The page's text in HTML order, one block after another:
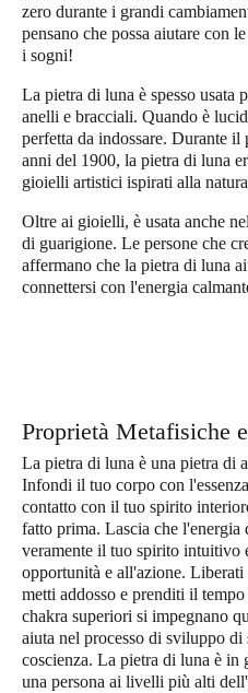
zero durante i grandi
pensano che possa aiutare con
i sogni!
La pietra di luna è spesso usata
anelli e bracciali. Quando è
perfetta da indossare. Durante
anni del 1900, la pietra di luna
gioielli artistici ispirati alla
Oltre ai gioielli, è usata anche
di guarigione. Le persone che
affermano che la pietra di luna
connettersi con l'energia
Proprietà Metafisiche
La pietra di luna è una pietra di
Infondi il tuo corpo con
contatto con il tuo spirito
fatto prima. Lascia che
veramente il tuo spirito intuitivo
opportunità e all'azione.
metti addosso e prenditi il
chakra superiori si impegnano
aiuta nel processo di sviluppo
coscienza. La pietra di luna è
una persona ai livelli più alti